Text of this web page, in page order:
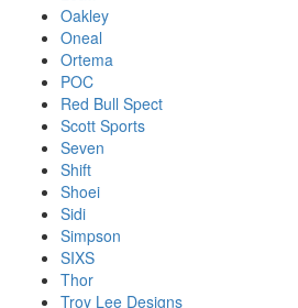
Oakley
Oneal
Ortema
POC
Red Bull Spect
Scott Sports
Seven
Shift
Shoei
Sidi
Simpson
SIXS
Thor
Troy Lee Designs